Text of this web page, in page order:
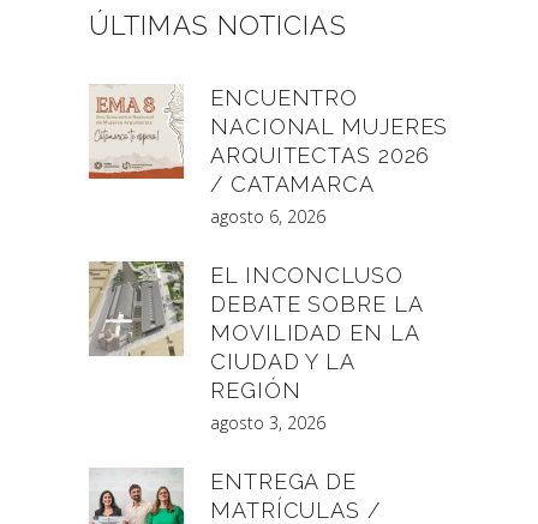
ÚLTIMAS NOTICIAS
ENCUENTRO
NACIONAL MUJERES
ARQUITECTAS 2026
/ CATAMARCA
agosto 6, 2026
EL INCONCLUSO
DEBATE SOBRE LA
MOVILIDAD EN LA
CIUDAD Y LA
REGIÓN
agosto 3, 2026
ENTREGA DE
MATRÍCULAS /